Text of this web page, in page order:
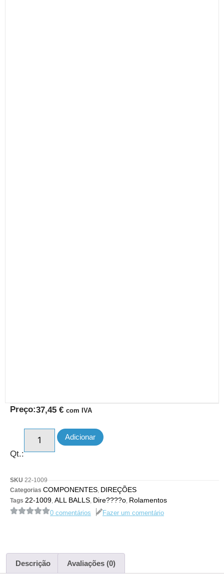
Preço:37,45 € com IVA
Qt.:
Adicionar
SKU 22-1009
Categorias COMPONENTES, DIREÇÕES
Tags 22-1009, ALL BALLS, Dire????o, Rolamentos
0 comentários Fazer um comentário
Descrição Avaliações (0)